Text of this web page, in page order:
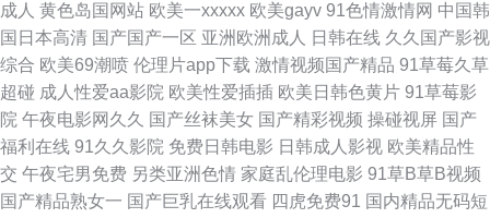
午夜福利影院在线 青娱91日韩人妻 伦理聚合一级 国产日韩一级二级 a天堂
网在线 欧美美逼 91豆花久久 日韩无码欧美性爱 亚洲三级国产 www91超碰
国产馆绿帽 韩国AV资源导航 91在线免费视频 在线导航福利AV 91日皮子 黄
色视频网页 国产韩国精品 WWW性欧美 91九色绿帽夫妻 天天肏天天干 成人
成人 黄色岛国网站 欧美一xxxxx 欧美gayv 91色情激情网 中国韩
国日本高清 国产国产一区 亚洲欧洲成人 日韩在线 久久国产影视
综合 欧美69潮喷 伦理片app下载 激情视频国产精品 91草莓久草
超碰 成人性爱aa影院 欧美性爱插插 欧美日韩色黄片 91草莓影
院 午夜电影网久久 国产丝袜美女 国产精彩视频 操碰视屏 国产
福利在线 91久久影院 免费日韩电影 日韩成人影视 欧美精品性
交 午夜宅男免费 另类亚洲色情 家庭乱伦理电影 91草B草B视频
国产精品熟女一 国产巨乳在线观看 四虎免费91 国内精品无码短